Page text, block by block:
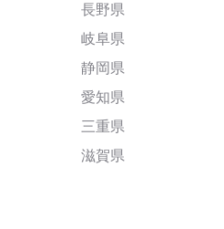
長野県
岐阜県
静岡県
愛知県
三重県
滋賀県